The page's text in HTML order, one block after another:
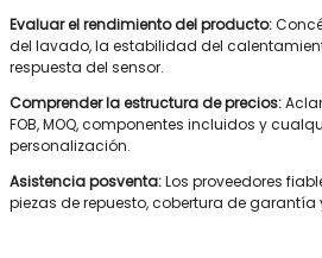
Evaluar el rendimiento del producto:
del lavado, la estabilidad del
respuesta del sensor.
Comprender la estructura de precios:
FOB, MOQ, componentes incluidos y
personalización.
Asistencia posventa:Los proveedores
piezas de repuesto, cobertura de